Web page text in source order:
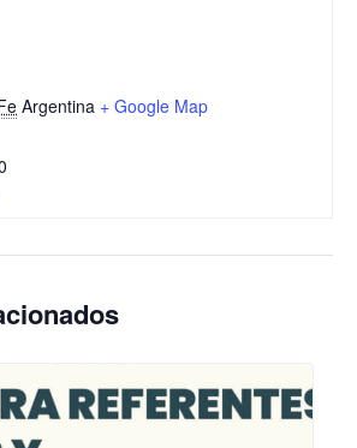
Argentina + Google Map